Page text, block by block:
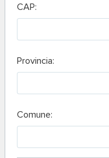
CAP:
Provincia:
Comune: